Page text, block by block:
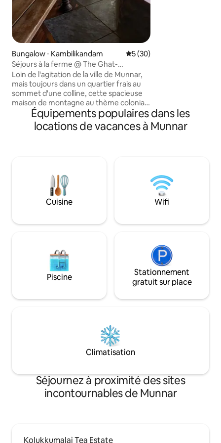
Bungalow ⋅ Kambilikandam Évaluation moyenne sur la
5 (30)
Séjours à la ferme @ The Ghat-
Hill Bunglaw Homestay. Munnar
Loin de l'agitation de la ville de Munnar,
mais toujours dans un quartier frais au
sommet d'une colline, cette spacieuse
maison de montagne au thème colonial
est un hommage aux amoureux de la
nature et aux vacanciers. Le luxe d'une
véranda en bois recyclé surplombant les
grenier confortable pour les enfants,
une grande table à manger et une
kitchenette intégrée entièrement
fonctionnelle pour une utilisation
Équipements populaires dans les
locations de vacances à Munnar
Cuisine Wifi
Piscine
Stationnement
gratuit sur place
Climatisation
Séjournez à proximité des sites
incontournables de Munnar
Kolukkumalai Tea Estate